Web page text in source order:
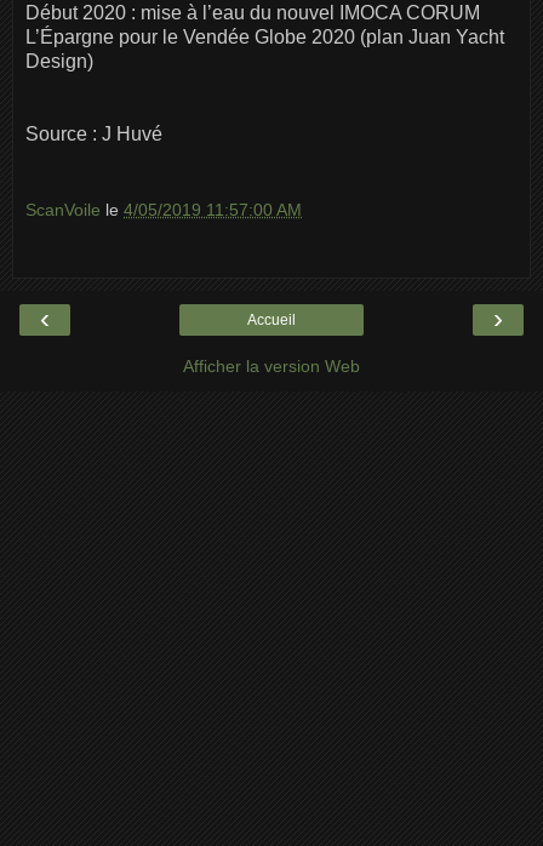
Début 2020 : mise à l’eau du nouvel IMOCA CORUM
L’Épargne pour le Vendée Globe 2020 (plan Juan Yacht
Design)
Source : J Huvé
ScanVoile le 4/05/2019 11:57:00 AM
‹ ›
Accueil
Afficher la version Web